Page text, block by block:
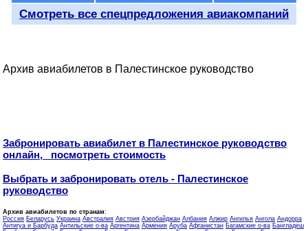
Смотреть все спецпредложения авиакомпаний
Архив авиабилетов в Палестинское руководство
Забронировать авиабилет в Палестинское руководство
онлайн, посмотреть стоимость
Выбрать и забронировать отель - Палестинское
руководство
Архив авиабилетов по странам:
Россия Беларусь Украина Австралия Австрия Азербайджан Албания Алжир Ангилья Ангола Андорра
Антигуа и Барбуда Антильские о-ва Аргентина Армения Аруба Афганистан Багамские о-ва Бангладеш